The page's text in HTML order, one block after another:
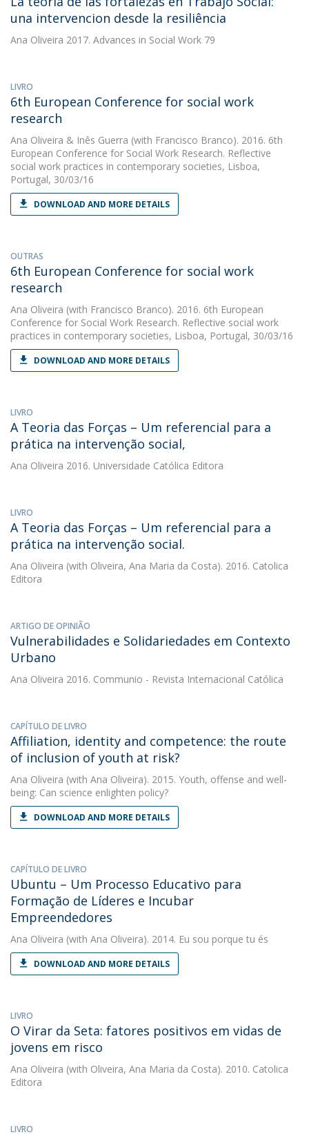
una intervencion desde la resiliência
Ana Oliveira 2017. Advances in Social Work 79
LIVRO
6th European Conference for social work
research
Ana Oliveira & Inês Guerra (with Francisco Branco). 2016. 6th
European Conference for Social Work Research. Reflective
social work practices in contemporary societies, Lisboa,
Portugal, 30/03/16
DOWNLOAD AND MORE DETAILS
OUTRAS
6th European Conference for social work
research
Ana Oliveira (with Francisco Branco). 2016. 6th European
Conference for Social Work Research. Reflective social work
practices in contemporary societies, Lisboa, Portugal, 30/03/16
DOWNLOAD AND MORE DETAILS
LIVRO
A Teoria das Forças – Um referencial para a
prática na intervenção social,
Ana Oliveira 2016. Universidade Católica Editora
LIVRO
A Teoria das Forças – Um referencial para a
prática na intervenção social.
Ana Oliveira (with Oliveira, Ana Maria da Costa). 2016. Catolica
Editora
ARTIGO DE OPINIÃO
Vulnerabilidades e Solidariedades em Contexto
Urbano
Ana Oliveira 2016. Communio - Revista Internacional Católica
CAPÍTULO DE LIVRO
Affiliation, identity and competence: the route
of inclusion of youth at risk?
Ana Oliveira (with Ana Oliveira). 2015. Youth, offense and well-
being: Can science enlighten policy?
DOWNLOAD AND MORE DETAILS
CAPÍTULO DE LIVRO
Ubuntu – Um Processo Educativo para
Formação de Líderes e Incubar
Empreendedores
Ana Oliveira (with Ana Oliveira). 2014. Eu sou porque tu és
DOWNLOAD AND MORE DETAILS
LIVRO
O Virar da Seta: fatores positivos em vidas de
jovens em risco
Ana Oliveira (with Oliveira, Ana Maria da Costa). 2010. Catolica
Editora
LIVRO